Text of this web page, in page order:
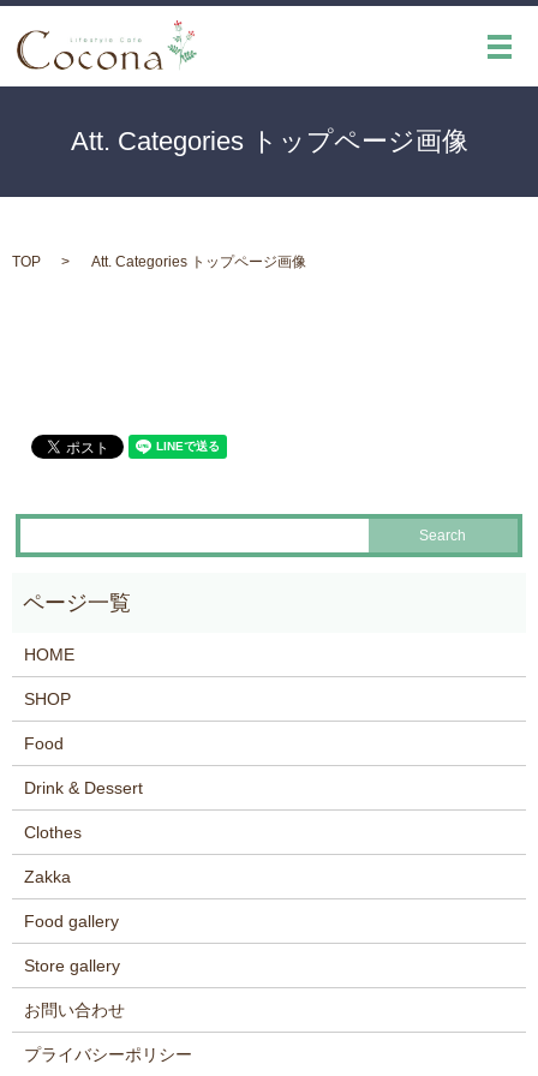
メ
Att. Categories トップページ画像
TOP Att. Categories トップページ画像
HOME
SHOP
Food
Drink & Dessert
Clothes
Zakka
Food gallery
Store gallery
お問い合わせ
プライバシーポリシー